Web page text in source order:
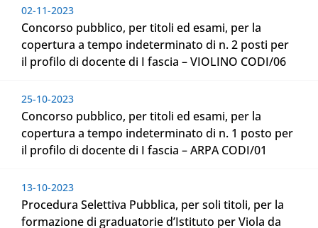
02-11-2023
Concorso pubblico, per titoli ed esami, per la
copertura a tempo indeterminato di n. 2 posti per
il profilo di docente di I fascia – VIOLINO CODI/06
25-10-2023
Concorso pubblico, per titoli ed esami, per la
copertura a tempo indeterminato di n. 1 posto per
il profilo di docente di I fascia – ARPA CODI/01
13-10-2023
Procedura Selettiva Pubblica, per soli titoli, per la
formazione di graduatorie d’Istituto per Viola da